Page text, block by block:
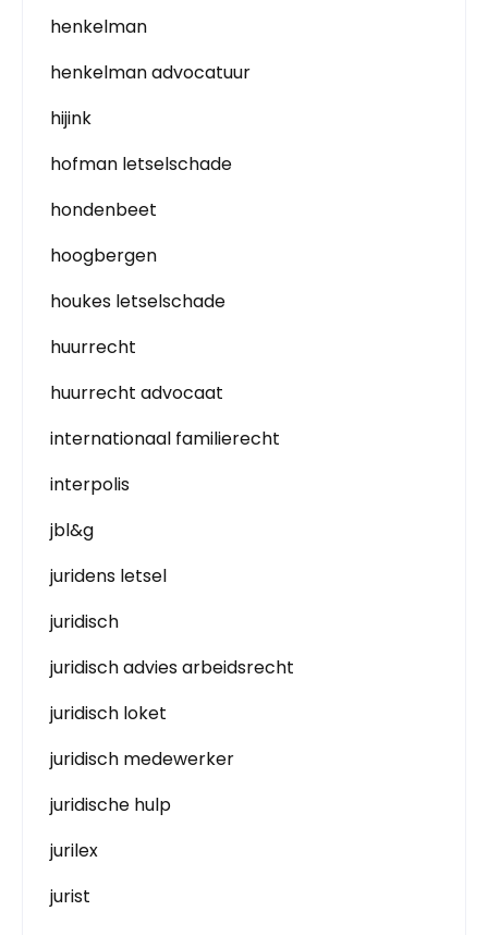
henkelman
henkelman advocatuur
hijink
hofman letselschade
hondenbeet
hoogbergen
houkes letselschade
huurrecht
huurrecht advocaat
internationaal familierecht
interpolis
jbl&g
juridens letsel
juridisch
juridisch advies arbeidsrecht
juridisch loket
juridisch medewerker
juridische hulp
jurilex
jurist